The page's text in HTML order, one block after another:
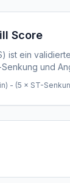
Score
ist ein
und
- (5 × ST-